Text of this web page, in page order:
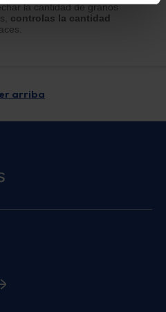
la cantidad de granos
controlas la cantidad
arriba